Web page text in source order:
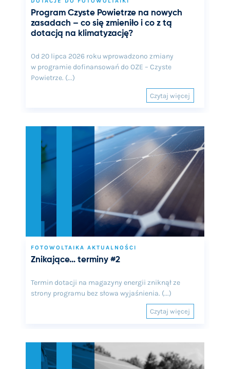
Program Czyste Powietrze na nowych
zasadach – co się zmieniło i co z tą
dotacją na klimatyzację?
Od 20 lipca 2026 roku wprowadzono zmiany
w programie dofinansowań do OZE – Czyste
Powietrze. (...)
Czytaj więcej
FOTOWOLTAIKA AKTUALNOŚCI
Znikające… terminy #2
Termin dotacji na magazyny energii zniknął ze
strony programu bez słowa wyjaśnienia. (...)
Czytaj więcej